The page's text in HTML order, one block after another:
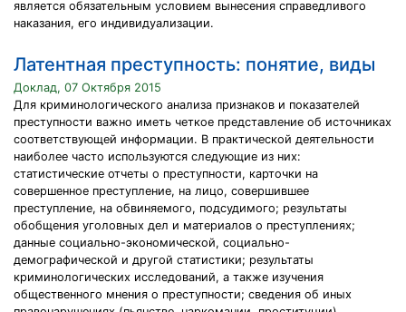
является обязательным условием вынесения справедливого
наказания, его индивидуализации.
Латентная преступность: понятие, виды
Доклад, 07 Октября 2015
Для криминологического анализа признаков и показателей
преступности важно иметь четкое представление об источниках
соответствующей информации. В практической деятельности
наиболее часто используются следующие из них:
статистические отчеты о преступности, карточки на
совершенное преступление, на лицо, совершившее
преступление, на обвиняемого, подсудимого; результаты
обобщения уголовных дел и материалов о преступлениях;
данные социально-экономической, социально-
демографической и другой статистики; результаты
криминологических исследований, а также изучения
общественного мнения о преступности; сведения об иных